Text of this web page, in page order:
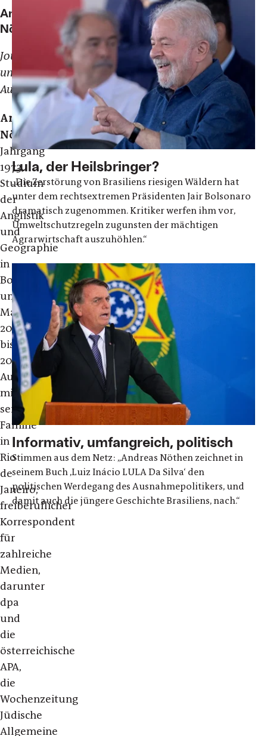
Andreas
Nöthen
Journalist
und
Autor
Andreas
Nöthen
Jahrgang
1973,
Studium
der
Anglistik
und
Geographie
in
Bonn
und
Manchester,
2016
bis
2019
Aufenthalt
mit
seiner
Familie
in
Rio
de
Janeiro,
freiberuflicher
Korrespondent
für
zahlreiche
Medien,
darunter
dpa
und
die
österreichische
APA,
die
Wochenzeitung
Jüdische
Allgemeine
Lula, der Heilsbringer?
„Die Zerstörung von Brasiliens riesigen Wäldern hat
unter dem rechtsextremen Präsidenten Jair Bolsonaro
dramatisch zugenommen. Kritiker werfen ihm vor,
Umweltschutzregeln zugunsten der mächtigen
Agrarwirtschaft auszuhöhlen.“
Informativ, umfangreich, politisch
Stimmen aus dem Netz: „Andreas Nöthen zeichnet in
seinem Buch ,Luiz Inácio LULA Da Silva‘ den
politischen Werdegang des Ausnahmepolitikers, und
damit auch die jüngere Geschichte Brasiliens, nach.“